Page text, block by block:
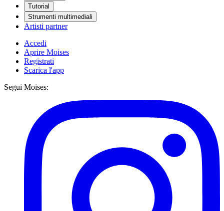
Tutorial
Strumenti multimediali
Artisti partner
Accedi
Aprire Moises
Registrati
Scarica l'app
Segui Moises: